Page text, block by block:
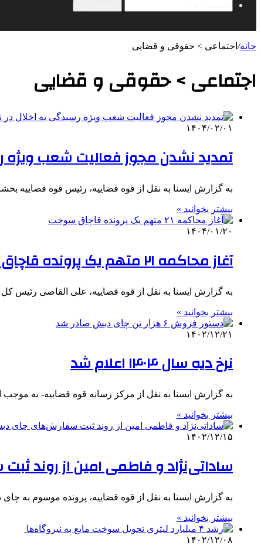
خانه/ اجتماعی > حقوقی و قضایی
اجتماعی > حقوقی و قضایی
۱۴۰۴/۰۲/۰۱
تمدید نشدن مجوز فعالیت شعب ویژه
به گزارش ایسنا به نقل از قوه قضاییه، رئیس قوه قضاییه
بیشتر بخوانید »
۱۴۰۴/۰۱/۲۰
آغاز محاکمه ۲۱ متهم یک پرونده‌ قاچاق سوخت
به گزارش ایسنا به نقل از قوه قضاییه، علی القاصی رئیس
بیشتر بخوانید »
۱۴۰۲/۱۲/۲۱
نرخ دیه سال ۱۴۰۴ اعلام شد
به گزارش ایسنا به نقل از مرکز رسانه قوه قضاییه- به
بیشتر بخوانید »
۱۴۰۲/۱۲/۱۵
ساداتی‌نژاد و فاطمی امین از روند
به گزارش ایسنا به نقل از قوه قضاییه، پرونده موسوم به
بیشتر بخوانید »
۱۴۰۲/۱۲/۰۸